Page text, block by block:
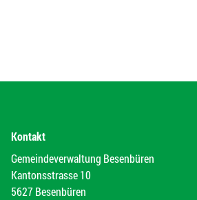
Kontakt
Gemeindeverwaltung Besenbüren
Kantonsstrasse 10
5627 Besenbüren